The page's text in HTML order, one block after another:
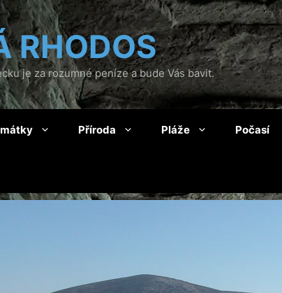
RHODOS
je za rozumné peníze a bude Vás bavit.
Příroda Pláže Počasí